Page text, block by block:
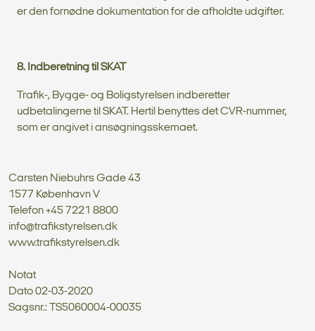
er den fornødne dokumentation for de afholdte udgifter.
8. Indberetning til SKAT
Trafik-, Bygge- og Boligstyrelsen indberetter
udbetalingerne til SKAT. Hertil benyttes det CVR-nummer,
som er angivet i ansøgningsskemaet.
Carsten Niebuhrs Gade 43
1577 København V
Telefon +45 7221 8800
info@trafikstyrelsen.dk
www.trafikstyrelsen.dk
Notat
Dato 02-03-2020
Sagsnr.: TS5060004-00035